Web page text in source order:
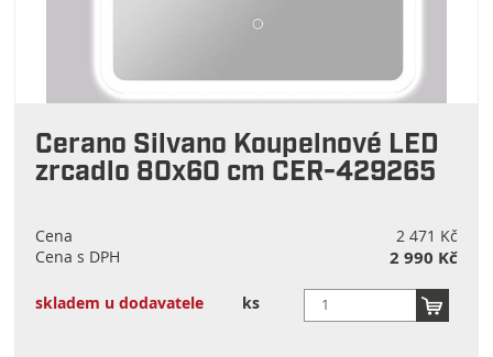
Cerano Silvano Koupelnové LED
zrcadlo 80x60 cm CER-429265
Cena
2 471 Kč
Cena s DPH
2 990 Kč
skladem u dodavatele ks